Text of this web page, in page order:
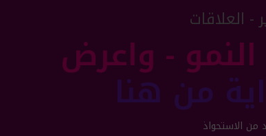
- العلاقات
- واعرض
من هنا
الاستحواذ